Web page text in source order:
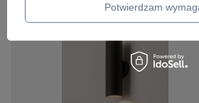
Potwierdzam